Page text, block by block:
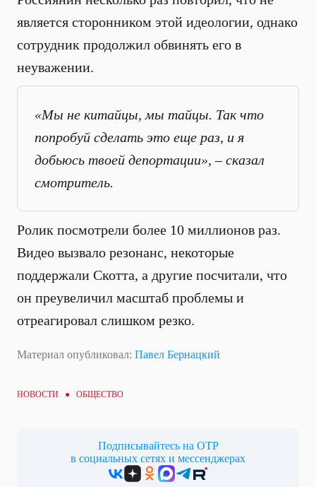
является сторонником этой идеологии, однако
сотрудник продолжил обвинять его в
неуважении.
«Мы не китайцы, мы тайцы. Так что
попробуй сделать это еще раз, и я
добьюсь твоей депортации», – сказал
смотритель.
Ролик посмотрели более 10 миллионов раз.
Видео вызвало резонанс, некоторые
поддержали Скотта, а другие посчитали, что
он преувеличил масштаб проблемы и
отреагировал слишком резко.
Материал опубликовал: Павел Бернацкий
НОВОСТИ ● ОБЩЕСТВО
Подписывайтесь на ОТР
в социальных сетях и мессенджерах